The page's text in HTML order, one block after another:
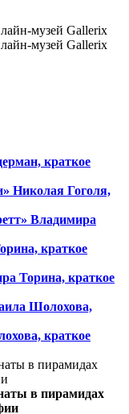
краткое
Николая Гоголя,
Владимира
краткое
Торина, краткое
Шолохова,
краткое
в пирамидах